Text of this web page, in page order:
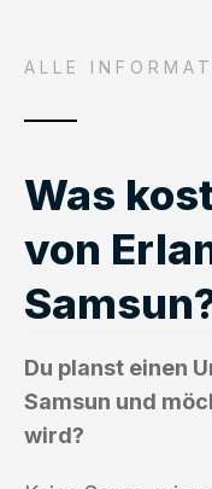
ALLE
Was
von
Du planst einen
Samsun und
wird?